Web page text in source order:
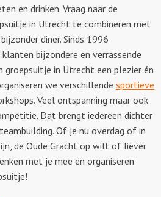
en drinken. Vraag naar de
in Utrecht te combineren met
diner. Sinds 1996
bijzondere en verrassende
groepsuitje in Utrecht een plezier én
we verschillende sportieve
Veel ontspanning maar ook
Dat brengt iedereen dichter
Of je nu overdag of in
de Oude Gracht op wilt of liever
met je mee en organiseren